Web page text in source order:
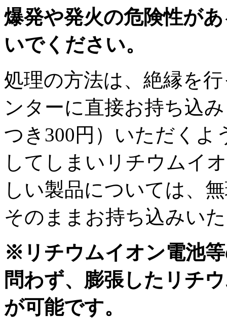
爆発や発火の危険性が
いでください。
処理の方法は、絶縁を
ンターに直接お持ち込
つき300円）いただくよ
してしまいリチウムイ
しい製品については、
そのままお持ち込みい
※リチウムイオン電池
問わず、膨張したリチ
が可能です。